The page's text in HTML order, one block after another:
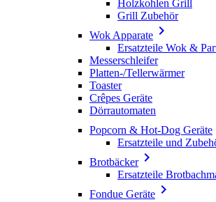
Holzkohlen Grill
Grill Zubehör
Wok Apparate 
Ersatzteile Wok &
Messerschleifer
Platten-/Tellerwärmer
Toaster
Crêpes Geräte
Dörrautomaten
Popcorn & Hot-Dog Geräte
Ersatzteile und
Brotbäcker
Ersatzteile
Fondue Geräte 